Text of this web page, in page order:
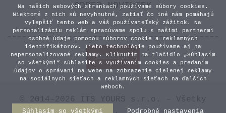
ODBER NOVINIEK
Na našich webových stránkach používame súbory cookies.
Niektoré z nich sú nevyhnutné, zatiaľ čo iné nám pomáhajú
vylepšiť tento web a váš používateľský zážitok. Na
personalizáciu reklám spracúvame spolu s našimi partnermi
osobné údaje pomocou súborov cookie a reklamných
identifikátorov. Tieto technológie používame aj na
nepersonalizované reklamy. Kliknutím na tlačidlo „Súhlasím
so všetkými“ súhlasíte s využívaním cookies a predaním
údajov o správaní na webe na zobrazenie cielenej reklamy
na sociálnych sieťach a reklamných sieťach na ďalších
weboch.
Súhlasím so všetkými Podrobné nastavenia